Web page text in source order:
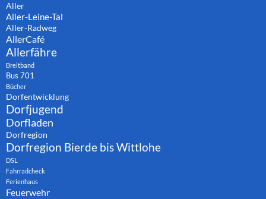
Aller
Aller-Leine-Tal
Aller-Radweg
AllerCafé
Allerfähre
Breitband
Bus 701
Bücher
Dorfentwicklung
Dorfjugend
Dorfladen
Dorfregion
Dorfregion Bierde bis Wittlohe
DSL
Fahrradcheck
Ferienhaus
Feuerwehr